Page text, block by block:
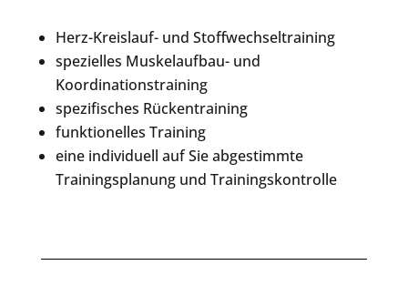
Herz-Kreislauf- und Stoffwechseltraining
spezielles Muskelaufbau- und
Koordinationstraining
spezifisches Rückentraining
funktionelles Training
eine individuell auf Sie abgestimmte
Trainingsplanung und Trainingskontrolle